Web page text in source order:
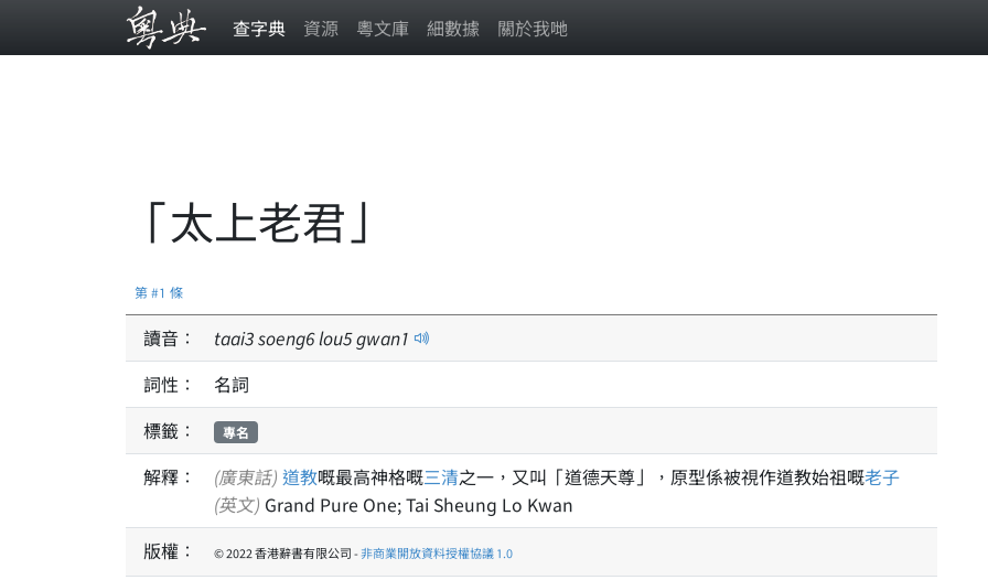
查字典 資源 粵文庫 細數據 關於我哋
「太上老君」
第 #1 條
讀音： taai3soeng6lou5gwan1
詞性：
名詞
標籤：
專名
解釋： (廣東話) 道教嘅最高神格嘅三清之一，又叫「道德天尊」，原型係被視作道教始祖嘅老子
(英文) Grand Pure One; Tai Sheung Lo Kwan
版權：
© 2022 香港辭書有限公司 -非商業開放資料授權協議 1.0